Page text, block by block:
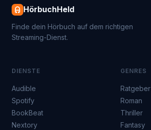
HörbuchHeld
Finde dein Hörbuch auf dem richtigen
Streaming-Dienst.
DIENSTE
Audible
Spotify
BookBeat
Nextory
GENRES
Ratgeber
Roman
Thriller
Fantasy